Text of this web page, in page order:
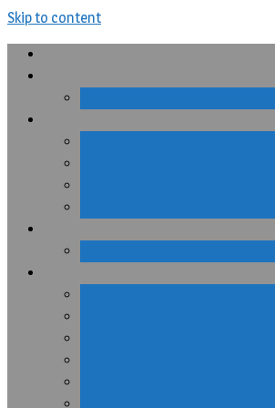
Skip to content